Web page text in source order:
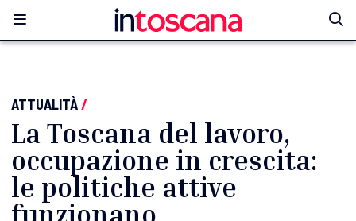
ATTUALITÀ/
La Toscana del lavoro,
occupazione in crescita:
le politiche attive
funzionano